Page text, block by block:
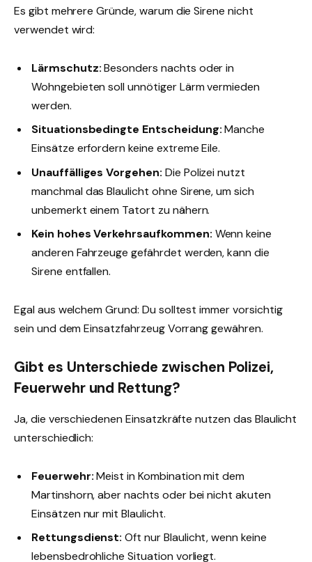
Es gibt mehrere Gründe, warum die Sirene nicht
verwendet wird:
Lärmschutz:Besonders nachts oder in
Wohngebieten soll unnötiger Lärm vermieden
werden.
Situationsbedingte Entscheidung:Manche
Einsätze erfordern keine extreme Eile.
Unauffälliges Vorgehen: Die Polizei nutzt
manchmal das Blaulicht ohne Sirene, um sich
unbemerkt einem Tatort zu nähern.
Kein hohes Verkehrsaufkommen: Wenn keine
anderen Fahrzeuge gefährdet werden, kann die
Sirene entfallen.
Egal aus welchem Grund: Du solltest immer vorsichtig
sein und dem Einsatzfahrzeug Vorrang gewähren.
Gibt es Unterschiede zwischen Polizei,
Feuerwehr und Rettung?
Ja, die verschiedenen Einsatzkräfte nutzen das Blaulicht
unterschiedlich:
Feuerwehr:Meist in Kombination mit dem
Martinshorn, aber nachts oder bei nicht akuten
Einsätzen nur mit Blaulicht.
Rettungsdienst: Oft nur Blaulicht, wenn keine
lebensbedrohliche Situation vorliegt.